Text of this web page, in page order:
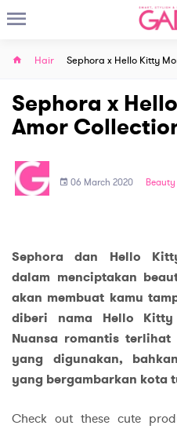
Hair Sephora x Hello Kitty
Sephora x
Amor
06 March 2020 Beauty
Sephora dan Hello
dalam menciptakan
akan membuat kamu
diberi nama Hello
Nuansa romantis
yang digunakan,
yang bergambarkan kota
Check out these cute